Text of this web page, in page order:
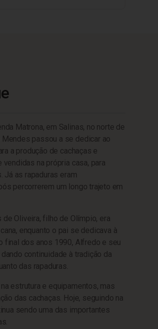
Matrona, em Salinas, no norte de
passou a se dedicar ao
a produção de cachaças e
na própria casa, para
Já as rapaduras eram
percorrerem um longo trajeto em
Oliveira, filho de Olímpio, era
enquanto o pai se dedicava à
final dos anos 1990, Alfredo e seu
continuidade à tradição da
das rapaduras.
estrutura e equipamentos, mas
das cachaças. Hoje, seguindo na
sendo uma das importantes